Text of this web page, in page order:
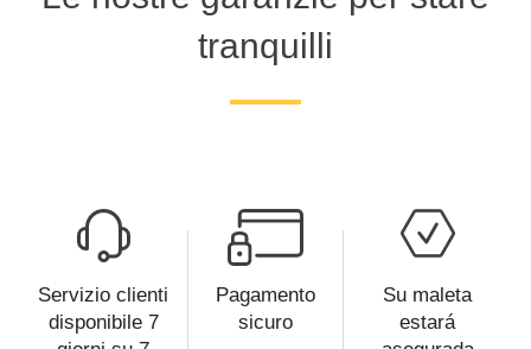
tranquilli
Servizio clienti
disponibile 7
Pagamento
sicuro
Su maleta
estará